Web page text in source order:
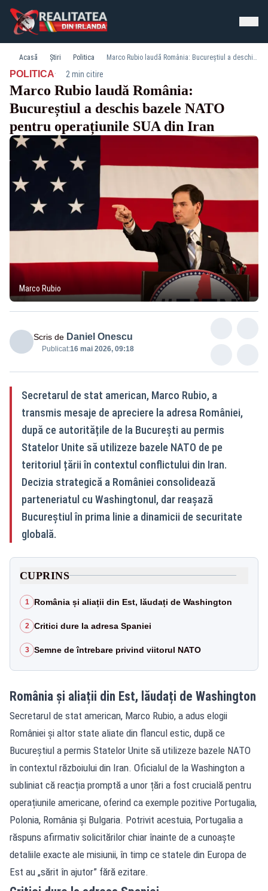
Acasă Știri Politica Marco Rubio laudă România: Bucureștiul a deschis bazele NATO pentru operațiunile SUA din Iran
POLITICA· 2 min citire
Marco Rubio laudă România:
Bucureștiul a deschis bazele NATO
pentru operațiunile SUA din Iran
Marco Rubio
Scris de Daniel Onescu
Publicat:16 mai 2026, 09:18
Secretarul de stat american, Marco Rubio, a
transmis mesaje de apreciere la adresa României,
după ce autoritățile de la București au permis
Statelor Unite să utilizeze bazele NATO de pe
teritoriul țării în contextul conflictului din Iran.
Decizia strategică a României consolidează
parteneriatul cu Washingtonul, dar reașază
Bucureștiul în prima linie a dinamicii de securitate
globală.
CUPRINS
1 România și aliații din Est, lăudați de Washington
2 Critici dure la adresa Spaniei
3 Semne de întrebare privind viitorul NATO
România și aliații din Est, lăudați de Washington
Secretarul de stat american, Marco Rubio, a adus elogii
României și altor state aliate din flancul estic, după ce
Bucureștiul a permis Statelor Unite să utilizeze bazele NATO
în contextul războiului din Iran. Oficialul de la Washington a
subliniat că reacția promptă a unor țări a fost crucială pentru
operațiunile americane, oferind ca exemple pozitive Portugalia,
Polonia, România și Bulgaria. Potrivit acestuia, Portugalia a
răspuns afirmativ solicitărilor chiar înainte de a cunoaște
detaliile exacte ale misiunii, în timp ce statele din Europa de
Est au „sărit în ajutor” fără ezitare.